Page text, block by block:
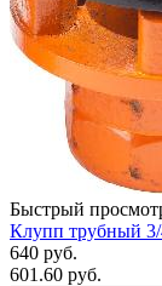
Быстрый
Клупп трубный
640 руб.
601.60 руб.